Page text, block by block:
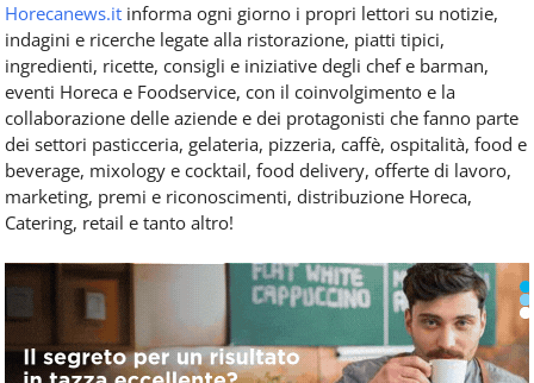
Horecanews.it informa ogni giorno i propri lettori su notizie,
indagini e ricerche legate alla ristorazione, piatti tipici,
ingredienti, ricette, consigli e iniziative degli chef e barman,
eventi Horeca e Foodservice, con il coinvolgimento e la
collaborazione delle aziende e dei protagonisti che fanno parte
dei settori pasticceria, gelateria, pizzeria, caffè, ospitalità, food e
beverage, mixology e cocktail, food delivery, offerte di lavoro,
marketing, premi e riconoscimenti, distribuzione Horeca,
Catering, retail e tanto altro!